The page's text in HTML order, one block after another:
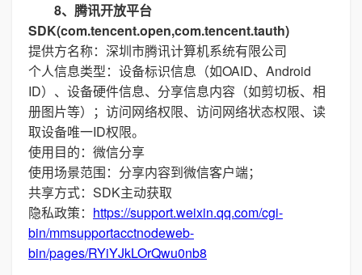
8、腾讯开放平台
SDK(com.tencent.open,com.tencent.tauth)
提供方名称：深圳市腾讯计算机系统有限公司
个人信息类型：设备标识信息（如OAID、Android
ID）、设备硬件信息、分享信息内容（如剪切板、相
册图片等）；访问网络权限、访问网络状态权限、读
取设备唯一ID权限。
使用目的：微信分享
使用场景范围：分享内容到微信客户端；
共享方式：SDK主动获取
隐私政策： https://support.weixin.qq.com/cgi-
bin/mmsupportacctnodeweb-
bin/pages/RYiYJkLOrQwu0nb8